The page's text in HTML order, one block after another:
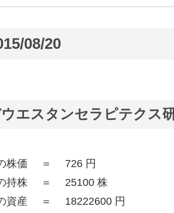
08/20
エスタンセラピテクス
株価 ＝ 726 円
持株 ＝ 25100 株
資産 ＝ 18222600 円